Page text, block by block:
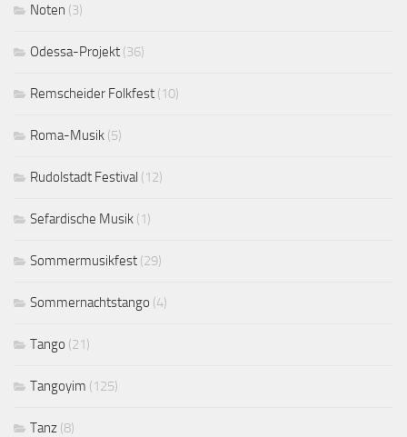
Noten (3)
Odessa-Projekt (36)
Remscheider Folkfest (10)
Roma-Musik (5)
Rudolstadt Festival (12)
Sefardische Musik (1)
Sommermusikfest (29)
Sommernachtstango (4)
Tango (21)
Tangoyim (125)
Tanz (8)